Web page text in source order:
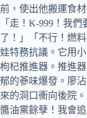
前，使出他搬運食
「走！K-999！我
了！」「不行！燃
娃特務抗議。它用
枸杞推進器。推進
郁的蔘味爆發。廖
來的洞口衝向後院
醬油黨餘孽！我會